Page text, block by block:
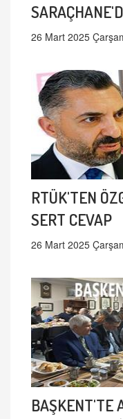
26 Mart 2025
RTÜK'TEN
SERT CEVAP
26 Mart 2025
BAŞKENT'TE